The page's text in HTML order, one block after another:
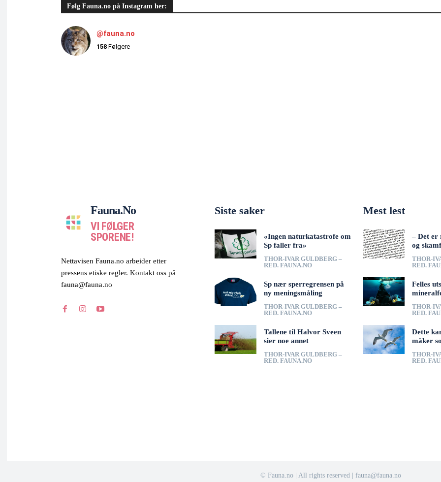
Følg Fauna.no på Instagram her:
@fauna.no
158 Følgere
Fauna.no
VI FØLGER
SPORENE!
Nettavisen Fauna.no arbeider etter
pressens etiske regler. Kontakt oss på
fauna@fauna.no
Siste saker
«Ingen naturkatastrofe om
Sp faller fra»
THOR-IVAR GULDBERG –
RED. FAUNA.NO
Sp nær sperregrensen på
ny meningsmåling
THOR-IVAR GULDBERG –
RED. FAUNA.NO
Tallene til Halvor Sveen
sier noe annet
THOR-IVAR GULDBERG –
RED. FAUNA.NO
Mest lest
– Det er
og
THOR-
RED.
Felles
THOR-
RED.
Dette
måker
THOR-
RED.
© Fauna.no | All rights reserved | fauna@fauna.no